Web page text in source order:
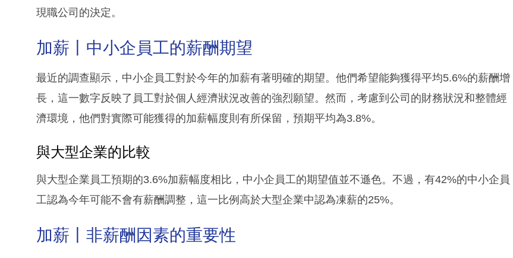
現職公司的決定。
加薪丨中小企員工的薪酬期望
最近的調查顯示，中小企員工對於今年的加薪有著明確的期望。他們希望能夠獲得平均5.6%的薪酬增
長，這一數字反映了員工對於個人經濟狀況改善的強烈願望。然而，考慮到公司的財務狀況和整體經
濟環境，他們對實際可能獲得的加薪幅度則有所保留，預期平均為3.8%。
與大型企業的比較
與大型企業員工預期的3.6%加薪幅度相比，中小企員工的期望值並不遜色。不過，有42%的中小企員
工認為今年可能不會有薪酬調整，這一比例高於大型企業中認為凍薪的25%。
加薪丨非薪酬因素的重要性